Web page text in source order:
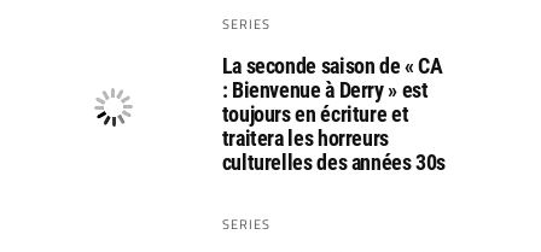
SERIES
La seconde saison de « CA
: Bienvenue à Derry » est
toujours en écriture et
traitera les horreurs
culturelles des années 30s
SERIES